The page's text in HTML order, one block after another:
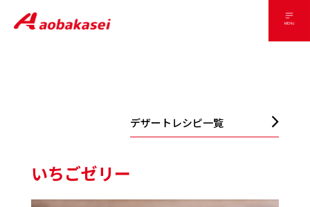
デザートレシピ一覧
いちごゼリー